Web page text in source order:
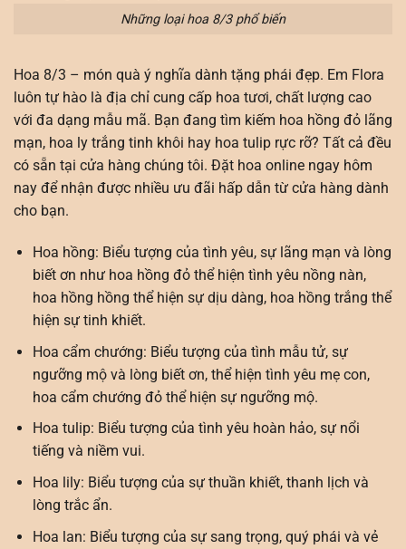
Những loại hoa 8/3 phổ biến
Hoa 8/3 – món quà ý nghĩa dành tặng phái đẹp. Em Flora
luôn tự hào là địa chỉ cung cấp hoa tươi, chất lượng cao
với đa dạng mẫu mã. Bạn đang tìm kiếm hoa hồng đỏ lãng
mạn, hoa ly trắng tinh khôi hay hoa tulip rực rỡ? Tất cả đều
có sẵn tại cửa hàng chúng tôi. Đặt hoa online ngay hôm
nay để nhận được nhiều ưu đãi hấp dẫn từ cửa hàng dành
cho bạn.
Hoa hồng: Biểu tượng của tình yêu, sự lãng mạn và lòng
biết ơn như hoa hồng đỏ thể hiện tình yêu nồng nàn,
hoa hồng hồng thể hiện sự dịu dàng, hoa hồng trắng thể
hiện sự tinh khiết.
Hoa cẩm chướng: Biểu tượng của tình mẫu tử, sự
ngưỡng mộ và lòng biết ơn, thể hiện tình yêu mẹ con,
hoa cẩm chướng đỏ thể hiện sự ngưỡng mộ.
Hoa tulip: Biểu tượng của tình yêu hoàn hảo, sự nổi
tiếng và niềm vui.
Hoa lily: Biểu tượng của sự thuần khiết, thanh lịch và
lòng trắc ẩn.
Hoa lan: Biểu tượng của sự sang trọng, quý phái và vẻ